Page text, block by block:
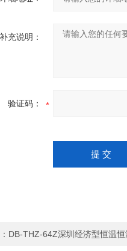
补充说明：
验证码：
DB-THZ-64Z深圳经济型恒温恒